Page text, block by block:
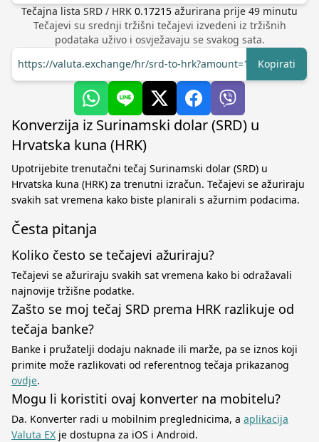
Tečajna lista SRD / HRK 0.17215 ažurirana prije 49 minutu
Tečajevi su srednji tržišni tečajevi izvedeni iz tržišnih
podataka uživo i osvježavaju se svakog sata.
https://valuta.exchange/hr/srd-to-hrk?amount=1
Kopirati
Konverzija iz Surinamski dolar (SRD) u
Hrvatska kuna (HRK)
Upotrijebite trenutačni tečaj Surinamski dolar (SRD) u
Hrvatska kuna (HRK) za trenutni izračun. Tečajevi se ažuriraju
svakih sat vremena kako biste planirali s ažurnim podacima.
Česta pitanja
Koliko često se tečajevi ažuriraju?
Tečajevi se ažuriraju svakih sat vremena kako bi odražavali
najnovije tržišne podatke.
Zašto se moj tečaj SRD prema HRK razlikuje od
tečaja banke?
Banke i pružatelji dodaju naknade ili marže, pa se iznos koji
primite može razlikovati od referentnog tečaja prikazanog
ovdje.
Mogu li koristiti ovaj konverter na mobitelu?
Da. Konverter radi u mobilnim preglednicima, a aplikacija
Valuta EX je dostupna za iOS i Android.